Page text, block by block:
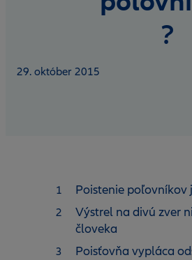
?
29. október 2015
Poistenie poľovníkov
Výstrel na divú zver
človeka
Poisťovňa vypláca